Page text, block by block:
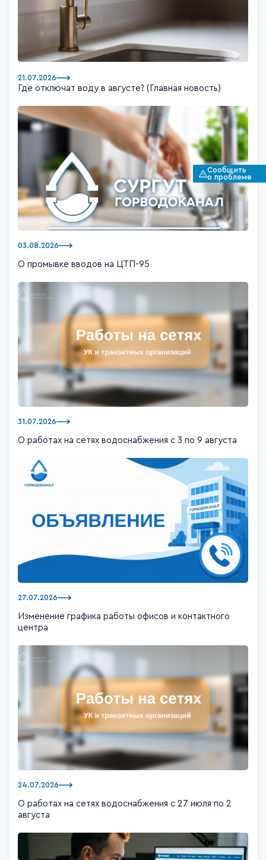
21.07.2026
Где отключат воду в августе? (Главная новость)
03.08.2026
О промывке вводов на ЦТП-95
31.07.2026
О работах на сетях водоснабжения с 3 по 9 августа
27.07.2026
Изменение графика работы офисов и контактного
центра
24.07.2026
О работах на сетях водоснабжения с 27 июля по 2
августа
Сообщить
о проблеме